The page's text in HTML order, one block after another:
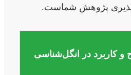
پژوهش شماست.
و کاربرد در انگل‌شناسی